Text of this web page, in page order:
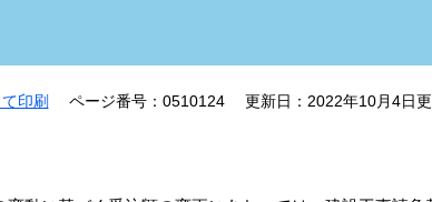
印刷 ページ番号：0510124 更新日：2022年10月4日